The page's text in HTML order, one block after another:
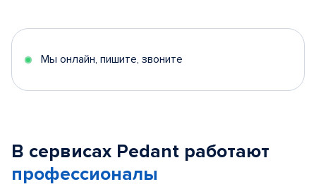
Мы онлайн, пишите, звоните
В сервисах Pedant работают
профессионалы